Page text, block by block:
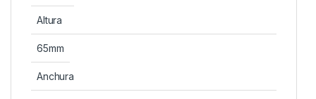
Altura
65mm
Anchura